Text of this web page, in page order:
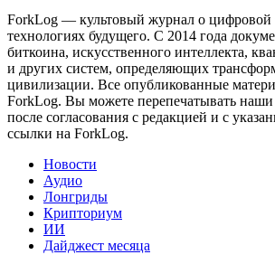
ForkLog — культовый журнал о цифровой
технологиях будущего. С 2014 года
биткоина, искусственного интеллекта,
и других систем, определяющих
цивилизации. Все опубликованные
ForkLog. Вы можете перепечатывать наши
после согласования с редакцией и с
ссылки на ForkLog.
Новости
Аудио
Лонгриды
Крипториум
ИИ
Дайджест месяца